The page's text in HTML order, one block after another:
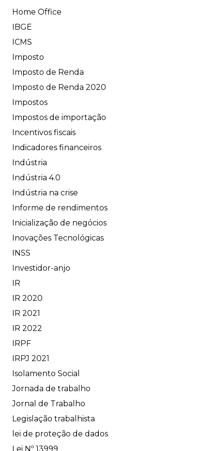
Home Office
IBGE
ICMS
Imposto
Imposto de Renda
Imposto de Renda 2020
Impostos
Impostos de importação
Incentivos fiscais
Indicadores financeiros
Indústria
Indústria 4.0
Indústria na crise
Informe de rendimentos
Inicialização de negócios
Inovações Tecnológicas
INSS
Investidor-anjo
IR
IR 2020
IR 2021
IR 2022
IRPF
IRPJ 2021
Isolamento Social
Jornada de trabalho
Jornal de Trabalho
Legislação trabalhista
lei de proteção de dados
Lei Nº 13999